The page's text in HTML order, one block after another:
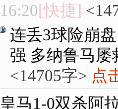
16:20[快捷]
连丢3球险崩
强 多纳鲁马屡
<14705字> 点
皇马1-0双杀阿